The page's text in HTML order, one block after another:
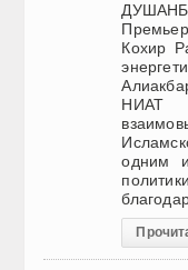
Кохир
НИАТ
одним